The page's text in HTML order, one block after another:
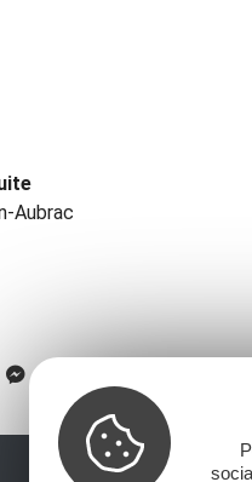
Aubrac
MESSENGER